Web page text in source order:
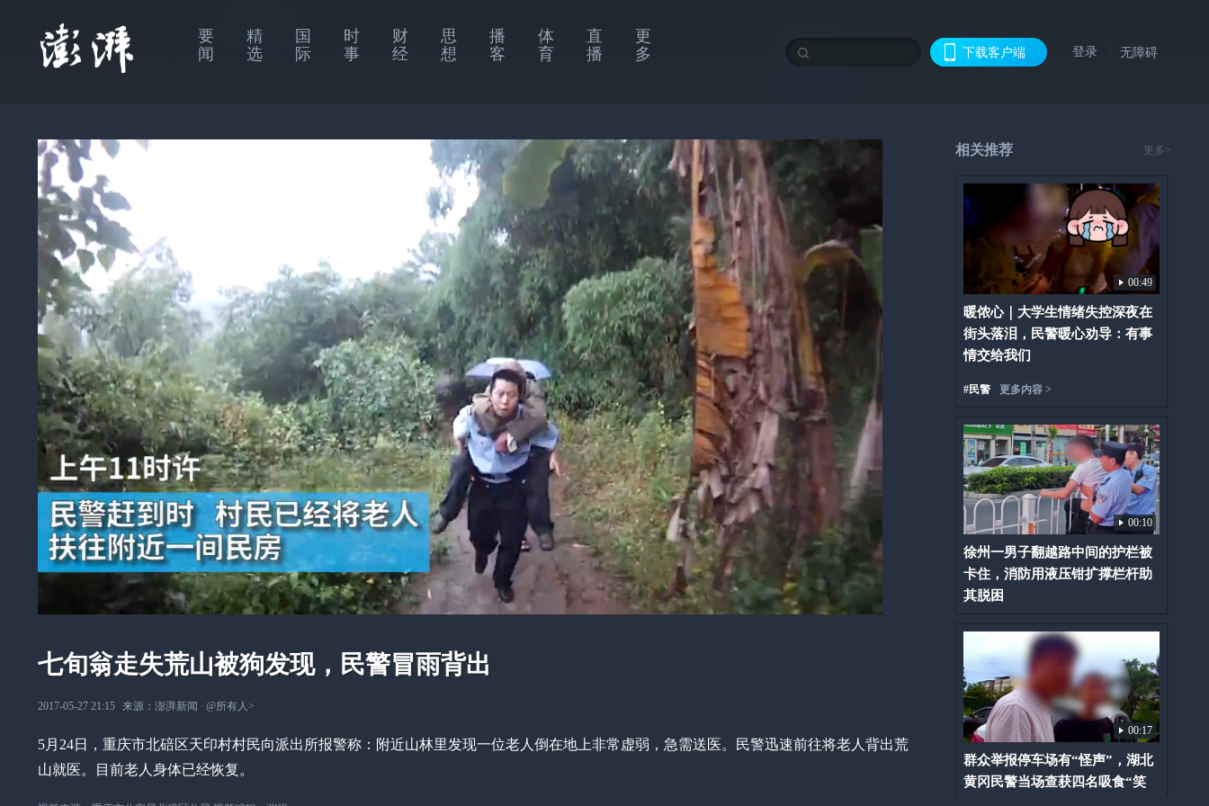
要
闻
精
选
国
际
时
事
财
经
思
想
播
客
体
育
直
播
更
多
下载客户端 登录 无障碍
七旬翁走失荒山被狗发现，民警冒雨背出
2017-05-27 21:15 来源： 澎湃新闻 ∙ @所有人 >
5月24日，重庆市北碚区天印村村民向派出所报警称：附近山林里发现一位老人倒在地上非常虚弱，急需送医。民警迅速前往将老人背出荒
山就医。目前老人身体已经恢复。
相关推荐 更多>
00:49
暖侬心｜大学生情绪失控深夜在
街头落泪，民警暖心劝导：有事
情交给我们
#民警 更多内容 >
00:10
徐州一男子翻越路中间的护栏被
卡住，消防用液压钳扩撑栏杆助
其脱困
00:17
群众举报停车场有“怪声”，湖北
黄冈民警当场查获四名吸食“笑